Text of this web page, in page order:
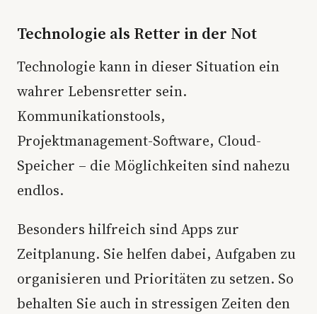
Technologie als Retter in der Not
Technologie kann in dieser Situation ein
wahrer Lebensretter sein.
Kommunikationstools,
Projektmanagement-Software, Cloud-
Speicher – die Möglichkeiten sind nahezu
endlos.
Besonders hilfreich sind Apps zur
Zeitplanung. Sie helfen dabei, Aufgaben zu
organisieren und Prioritäten zu setzen. So
behalten Sie auch in stressigen Zeiten den